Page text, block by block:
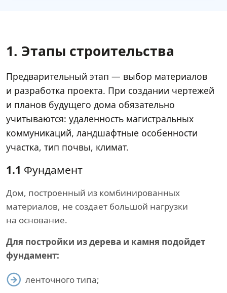
1. Этапы строительства
Предварительный этап — выбор материалов
и разработка проекта. При создании чертежей
и планов будущего дома обязательно
учитываются: удаленность магистральных
коммуникаций, ландшафтные особенности
участка, тип почвы, климат.
1.1 Фундамент
Дом, построенный из комбинированных
материалов, не создает большой нагрузки
на основание.
Для постройки из дерева и камня подойдет
фундамент:
ленточного типа;